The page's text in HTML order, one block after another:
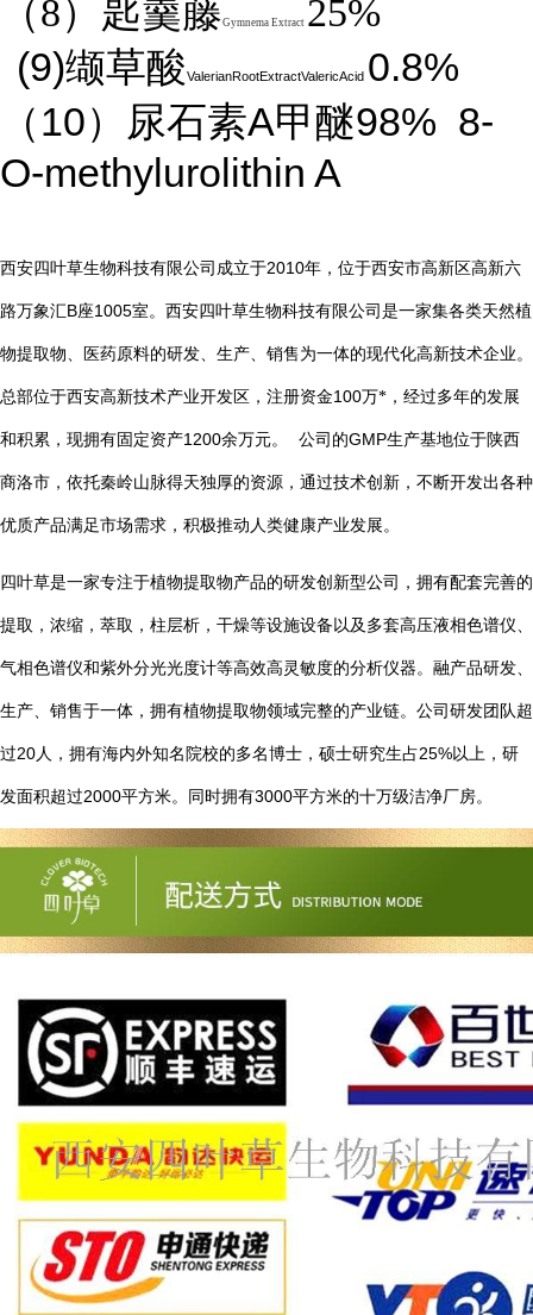
（8）匙羹藤Gymnema Extract 25%
(9)缬草酸ValerianRootExtractValericAcid 0.8%
（10）尿石素A甲醚98% 8-
O-methylurolithin A
西安四叶草生物科技有限公司成立于2010年，位于西安市高新区高新六
路万象汇B座1005室。西安四叶草生物科技有限公司是一家集各类天然植
物提取物、医药原料的研发、生产、销售为一体的现代化高新技术企业。
总部位于西安高新技术产业开发区，注册资金100万*，经过多年的发展
和积累，现拥有固定资产1200余万元。 公司的GMP生产基地位于陕西
商洛市，依托秦岭山脉得天独厚的资源，通过技术创新，不断开发出各种
优质产品满足市场需求，积极推动人类健康产业发展。
四叶草是一家专注于植物提取物产品的研发创新型公司，拥有配套完善的
提取，浓缩，萃取，柱层析，干燥等设施设备以及多套高压液相色谱仪、
气相色谱仪和紫外分光光度计等高效高灵敏度的分析仪器。融产品研发、
生产、销售于一体，拥有植物提取物领域完整的产业链。公司研发团队超
过20人，拥有海内外知名院校的多名博士，硕士研究生占25%以上，研
发面积超过2000平方米。同时拥有3000平方米的十万级洁净厂房。